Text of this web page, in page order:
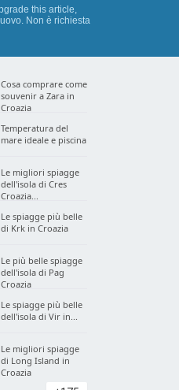
this article,
. Non è richiesta
Cosa comprare come
souvenir a Zara in
Croazia
Temperatura del
mare ideale e piscina
Le migliori spiagge
dell'isola di Cres
Croazia...
Le spiagge più belle
di Krk in Croazia
Le più belle spiagge
dell'isola di Pag
Croazia
Le spiagge più belle
dell'isola di Vir in...
Le migliori spiagge
di Long Island in
Croazia